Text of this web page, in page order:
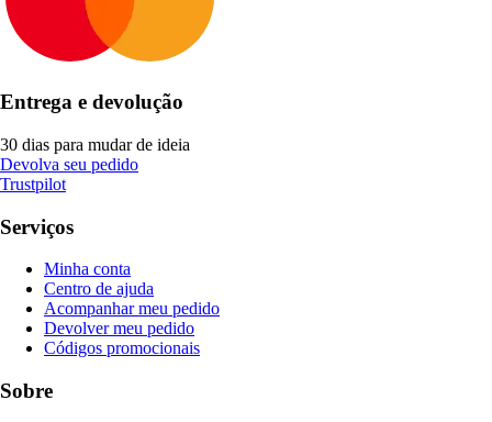
Entrega e devolução
30 dias para mudar de ideia
Devolva seu pedido
Trustpilot
Serviços
Minha conta
Centro de ajuda
Acompanhar meu pedido
Devolver meu pedido
Códigos promocionais
Sobre